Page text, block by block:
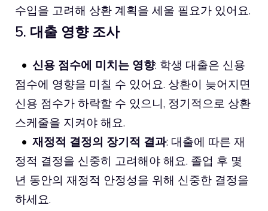
수입을 고려해 상환 계획을 세울 필요가 있어요.
5. 대출 영향 조사
신용 점수에 미치는 영향: 학생 대출은 신용
점수에 영향을 미칠 수 있어요. 상환이 늦어지면
신용 점수가 하락할 수 있으니, 정기적으로 상환
스케줄을 지켜야 해요.
재정적 결정의 장기적 결과: 대출에 따른 재
정적 결정을 신중히 고려해야 해요. 졸업 후 몇
년 동안의 재정적 안정성을 위해 신중한 결정을
하세요.